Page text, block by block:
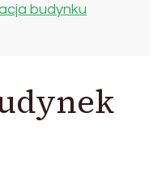
budynku